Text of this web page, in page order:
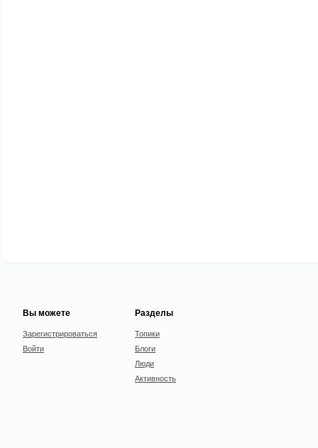
Вы можете
Зарегистрироваться
Войти
Разделы
Топики
Блоги
Люди
Активность